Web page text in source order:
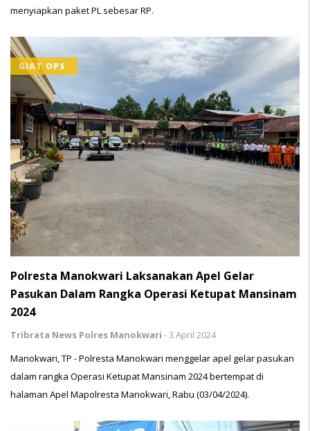
menyiapkan paket PL sebesar RP.
GIAT OPS
Polresta Manokwari Laksanakan Apel Gelar
Pasukan Dalam Rangka Operasi Ketupat Mansinam
2024
Tribrata News Polres Manokwari -3 April 2024
Manokwari, TP - Polresta Manokwari menggelar apel gelar pasukan
dalam rangka Operasi Ketupat Mansinam 2024 bertempat di
halaman Apel Mapolresta Manokwari, Rabu (03/04/2024).